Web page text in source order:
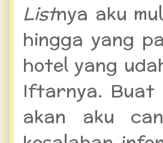
Listnya aku
hingga yang
hotel yang
Iftarnya. Buat
akan aku